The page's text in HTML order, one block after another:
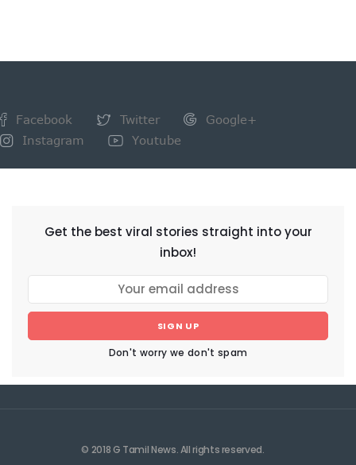
Facebook Twitter
Google+
Instagram
Youtube
Get the best viral stories straight into your
inbox!
SIGN UP
Don't worry we don't spam
© 2018 G Tamil News. All rights reserved.